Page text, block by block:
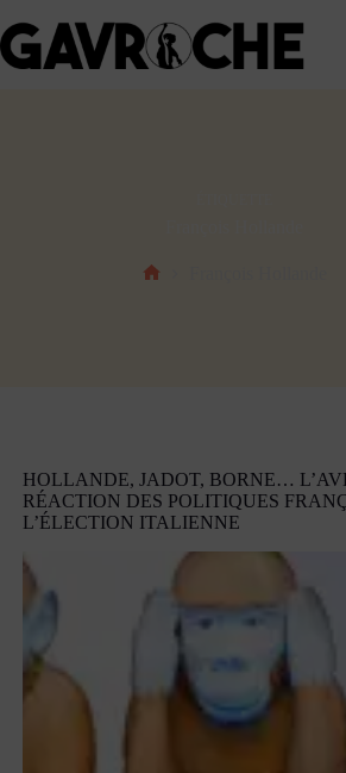
au
contenu
HOLLANDE, JADOT, BORNE…
RÉACTION DES POLITIQUES
L’ÉLECTION ITALIENNE